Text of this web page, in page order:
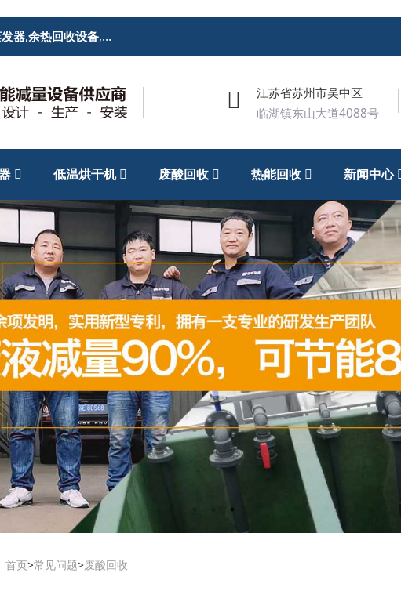
器,余热回收设备,废酸回收处理设备
江苏省苏州市吴中区
临湖镇东山大道4088号
低温烘干机 废酸回收 热能回收 新闻中心
首页>常见问题>废酸回收